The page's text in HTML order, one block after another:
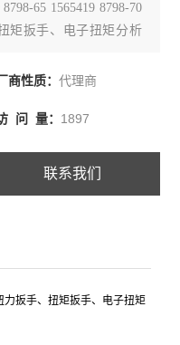
65 1565419 8798-70
矩扳手、电子扭矩分析
商性质： 代理商
问 量： 1897
联系我们
力扳手、扭矩扳手、电子扭矩